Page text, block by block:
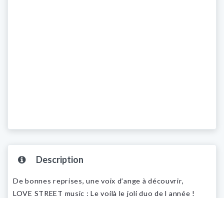
Description
De bonnes reprises, une voix d’ange à découvrir,
LOVE STREET music : Le voilà le joli duo de l année !